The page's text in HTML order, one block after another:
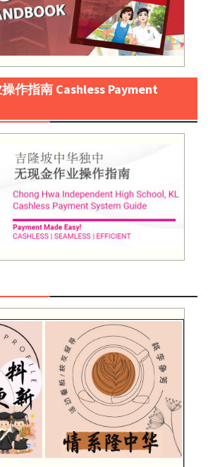
作指南 Cashless Payment